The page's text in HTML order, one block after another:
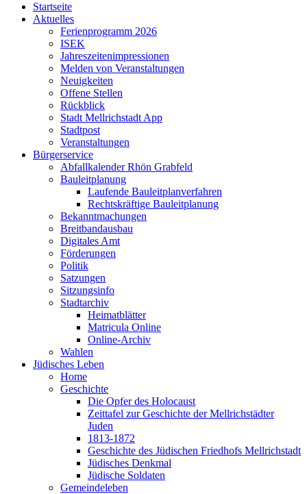
Startseite
Aktuelles
Ferienprogramm 2026
ISEK
Jahreszeitenimpressionen
Melden von Veranstaltungen
Neuigkeiten
Offene Stellen
Rückblick
Stadt Mellrichstadt App
Stadtpost
Veranstaltungen
Bürgerservice
Abfallkalender Rhön Grabfeld
Bauleitplanung
Laufende Bauleitplanverfahren
Rechtskräftige Bauleitplanung
Bekanntmachungen
Breitbandausbau
Digitales Amt
Förderungen
Politik
Satzungen
Sitzungsinfo
Stadtarchiv
Heimatblätter
Matricula Online
Online-Archiv
Wahlen
Jüdisches Leben
Home
Geschichte
Die Opfer des Holocaust
Zeittafel zur Geschichte der Mellrichstädter
Juden
1813-1872
Geschichte des Jüdischen Friedhofs Mellrichstadt
Jüdisches Denkmal
Jüdische Soldaten
Gemeindeleben